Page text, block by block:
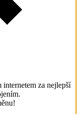
za nejlepší